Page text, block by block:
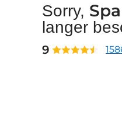
Sorry,
langer
9